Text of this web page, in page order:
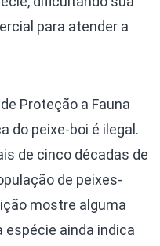
para atender a
Proteção a Fauna
do peixe-boi é ilegal.
de cinco décadas de
de peixes-
mostre alguma
espécie ainda indica